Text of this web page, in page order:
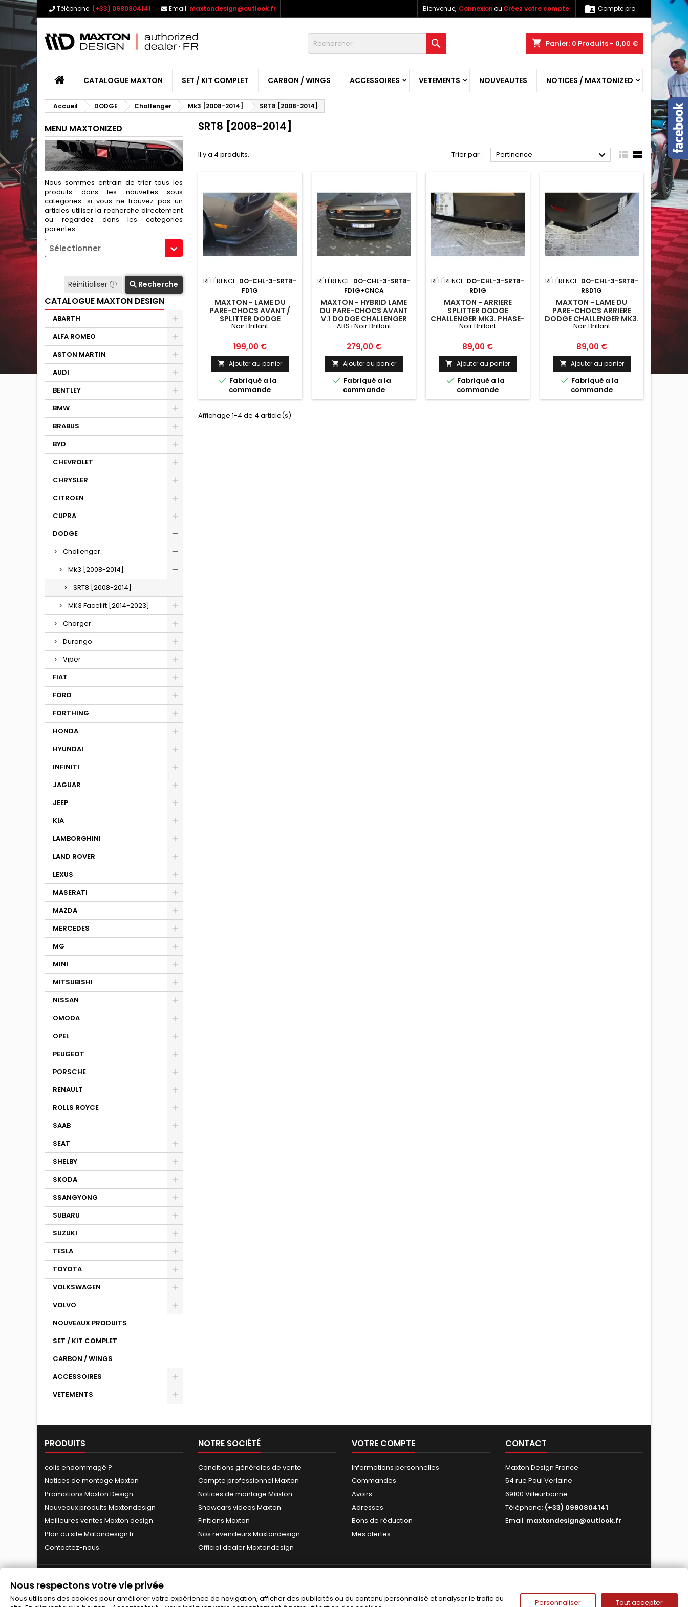
Téléphone: (+33) 0980804141 Email: maxtondesign@outlook.fr  Compte pro
Bienvenue, Connexionou Créez votre compte
shopping_cart Panier: 0 Produits - 0,00 €

CATALOGUE MAXTON SET / KIT COMPLET CARBON / WINGS ACCESSOIRES VETEMENTS NOUVEAUTES NOTICES / MAXTONIZED
Accueil DODGE Challenger Mk3 [2008-2014] SRT8 [2008-2014]
MENU MAXTONIZED
Nous sommes entrain de trier tous les
produits dans les nouvelles sous
categories. si vous ne trouvez pas un
articles utiliser la recherche directement
ou regardez dans les categories
parentes.
Sélectionner
Réinitialiser Recherche
CATALOGUE MAXTON DESIGN
ABARTH
ALFA ROMEO
ASTON MARTIN
AUDI
BENTLEY
BMW
BRABUS
BYD
CHEVROLET
CHRYSLER
CITROEN
CUPRA
DODGE
Challenger
Mk3 [2008-2014]
SRT8 [2008-2014]
MK3 Facelift [2014-2023]
Charger
Durango
Viper
FIAT
FORD
FORTHING
HONDA
HYUNDAI
INFINITI
JAGUAR
JEEP
KIA
LAMBORGHINI
LAND ROVER
LEXUS
MASERATI
MAZDA
MERCEDES
MG
MINI
MITSUBISHI
NISSAN
OMODA
OPEL
PEUGEOT
PORSCHE
RENAULT
ROLLS ROYCE
SAAB
SEAT
SHELBY
SKODA
SSANGYONG
SUBARU
SUZUKI
TESLA
TOYOTA
VOLKSWAGEN
VOLVO
NOUVEAUX PRODUITS
SET / KIT COMPLET
CARBON / WINGS
ACCESSOIRES
VETEMENTS
SRT8 [2008-2014]
Il y a 4 produits. Trier par : Pertinence   
RÉFÉRENCE: DO-CHL-3-SRT8-
FD1G
MAXTON - LAME DU
PARE-CHOCS AVANT /
SPLITTER DODGE
CHALLENGER MK3. PHASE-
BRILLANT
Noir Brillant
Prix
199,00 €
 Ajouter au panier
 Fabriqué a la
commande
RÉFÉRENCE: DO-CHL-3-SRT8-
FD1G+CNCA
MAXTON - HYBRID LAME
DU PARE-CHOCS AVANT
V.1 DODGE CHALLENGER
MK3. PHASE-I SRT8
BRILLANT
ABS+Noir Brillant
Prix
279,00 €
 Ajouter au panier
 Fabriqué a la
commande
RÉFÉRENCE: DO-CHL-3-SRT8-
RD1G
MAXTON - ARRIERE
SPLITTER DODGE
CHALLENGER MK3. PHASE-
I SRT8 COUPE (SANS
BRILLANT
Noir Brillant
Prix
89,00 €
 Ajouter au panier
 Fabriqué a la
commande
RÉFÉRENCE: DO-CHL-3-SRT8-
RSD1G
MAXTON - LAME DU
PARE-CHOCS ARRIERE
DODGE CHALLENGER MK3.
PHASE-I SRT8 COUPE
Noir Brillant
Prix
89,00 €
 Ajouter au panier
 Fabriqué a la
commande
Affichage 1-4 de 4 article(s)
PRODUITS
colis endommagé ?
Notices de montage Maxton
Promotions Maxton Design
Nouveaux produits Maxtondesign
Meilleures ventes Maxton design
Plan du site Matondesign.fr
Contactez-nous
NOTRE SOCIÉTÉ
Conditions générales de vente
Compte professionnel Maxton
Notices de montage Maxton
Showcars videos Maxton
Finitions Maxton
Nos revendeurs Maxtondesign
Official dealer Maxtondesign
VOTRE COMPTE
Informations personnelles
Commandes
Avoirs
Adresses
Bons de réduction
Mes alertes
CONTACT
Maxton Design France
54 rue Paul Verlaine
69100 Villeurbanne
Téléphone: (+33) 0980804141
Email: maxtondesign@outlook.fr
Nous respectons votre vie privée
Nous utilisons des cookies pour améliorer votre expérience de navigation, afficher des publicités ou du contenu personnalisé et analyser le trafic du
Personnaliser Tout accepter